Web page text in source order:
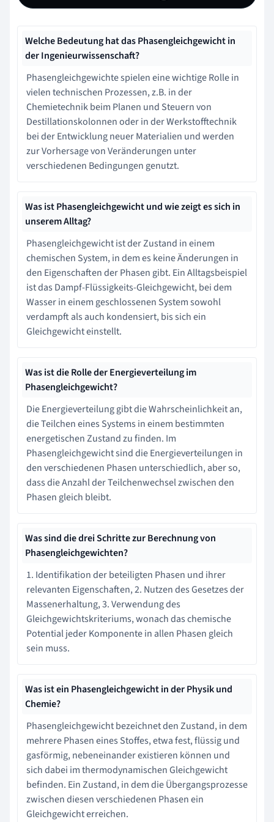
Welche Bedeutung hat das Phasengleichgewicht in
der Ingenieurwissenschaft?
Phasengleichgewichte spielen eine wichtige Rolle in
vielen technischen Prozessen, z.B. in der
Chemietechnik beim Planen und Steuern von
Destillationskolonnen oder in der Werkstofftechnik
bei der Entwicklung neuer Materialien und werden
zur Vorhersage von Veränderungen unter
verschiedenen Bedingungen genutzt.
Was ist Phasengleichgewicht und wie zeigt es sich in
unserem Alltag?
Phasengleichgewicht ist der Zustand in einem
chemischen System, in dem es keine Änderungen in
den Eigenschaften der Phasen gibt. Ein Alltagsbeispiel
ist das Dampf-Flüssigkeits-Gleichgewicht, bei dem
Wasser in einem geschlossenen System sowohl
verdampft als auch kondensiert, bis sich ein
Gleichgewicht einstellt.
Was ist die Rolle der Energieverteilung im
Phasengleichgewicht?
Die Energieverteilung gibt die Wahrscheinlichkeit an,
die Teilchen eines Systems in einem bestimmten
energetischen Zustand zu finden. Im
Phasengleichgewicht sind die Energieverteilungen in
den verschiedenen Phasen unterschiedlich, aber so,
dass die Anzahl der Teilchenwechsel zwischen den
Phasen gleich bleibt.
Was sind die drei Schritte zur Berechnung von
Phasengleichgewichten?
1. Identifikation der beteiligten Phasen und ihrer
relevanten Eigenschaften, 2. Nutzen des Gesetzes der
Massenerhaltung, 3. Verwendung des
Gleichgewichtskriteriums, wonach das chemische
Potential jeder Komponente in allen Phasen gleich
sein muss.
Was ist ein Phasengleichgewicht in der Physik und
Chemie?
Phasengleichgewicht bezeichnet den Zustand, in dem
mehrere Phasen eines Stoffes, etwa fest, flüssig und
gasförmig, nebeneinander existieren können und
sich dabei im thermodynamischen Gleichgewicht
befinden. Ein Zustand, in dem die Übergangsprozesse
zwischen diesen verschiedenen Phasen ein
Gleichgewicht erreichen.